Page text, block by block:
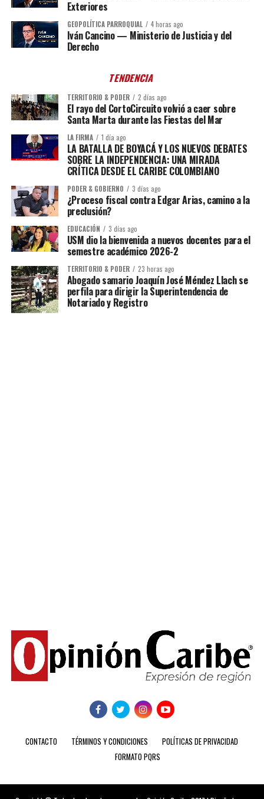
Exteriores
GEOPOLÍTICA PARROQUIAL 4 horas ago
Iván Cancino — Ministerio de Justicia y del
Derecho
TENDENCIA
TERRITORIO & PODER 2 días ago
El rayo del CortoCircuito volvió a caer sobre
Santa Marta durante las Fiestas del Mar
LA FIRMA 1 día ago
LA BATALLA DE BOYACÁ Y LOS NUEVOS DEBATES
SOBRE LA INDEPENDENCIA: UNA MIRADA
CRÍTICA DESDE EL CARIBE COLOMBIANO
PODER & GOBIERNO 3 días ago
¿Proceso fiscal contra Edgar Arias, camino a la
preclusión?
EDUCACIÓN 3 días ago
USM dio la bienvenida a nuevos docentes para el
semestre académico 2026-2
TERRITORIO & PODER 23 horas ago
Abogado samario Joaquín José Méndez Llach se
perfila para dirigir la Superintendencia de
Notariado y Registro
CONTACTO TÉRMINOS Y CONDICIONES
POLÍTICAS DE PRIVACIDAD
FORMATO PQRS